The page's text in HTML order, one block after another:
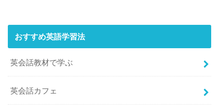
おすすめ英語学習法
英会話教材で学ぶ
英会話カフェ